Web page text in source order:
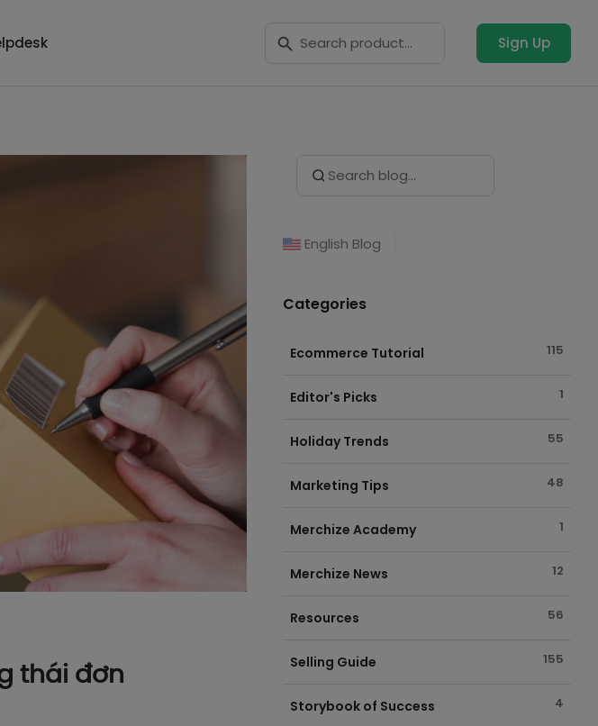
for: Sign Up
thái đơn
for:
English Blog
Categories
Ecommerce Tutorial 115
Editor's Picks 1
Holiday Trends 55
Marketing Tips 48
Merchize Academy 1
Merchize News 12
Resources 56
Selling Guide 155
Storybook of Success 4